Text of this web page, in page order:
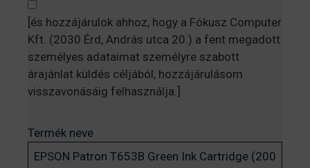
[és hozzájárulok ahhoz, hogy a Fókusz Computer
Kft. (2030 Érd, András utca 20.) a fent megadott
személyes adataimat személyre szabott
árajánlat küldés céljából, hozzájárulásom
visszavonásáig felhasználja.]
Termék neve